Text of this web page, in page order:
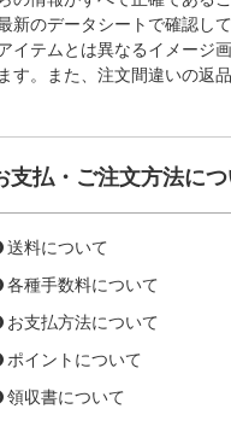
のデータシートで確認し
イテムとは異なるイメージ
す。また、注文間違いの返
支払・ご注文方法に
送料について
各種手数料について
お支払方法について
ポイントについて
領収書について